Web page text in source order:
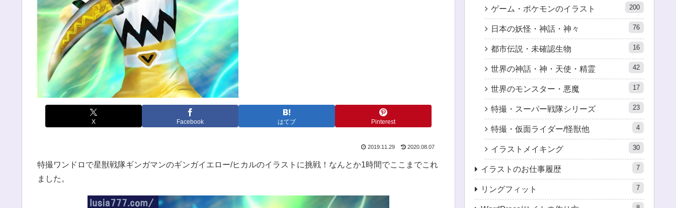
X Facebook はてブ Pinterest
2019.11.29 2020.08.07
特撮ワンドロで星獣戦隊ギンガマンのギンガイエロー/ヒカルのイラストに挑戦！なんとか1時間でここまでこれ
ました。
ゲーム・ポケモンのイラスト 200
日本の妖怪・神話・神々 76
都市伝説・未確認生物 16
世界の神話・神・天使・精霊 42
世界のモンスター・悪魔 17
特撮・スーパー戦隊シリーズ 23
特撮・仮面ライダー/怪獣他 4
イラストメイキング 30
イラストのお仕事履歴 7
リングフィット 7